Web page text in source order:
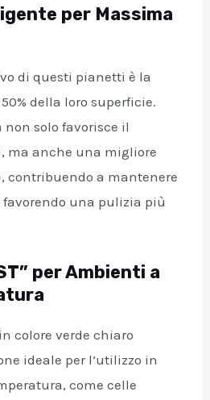
per Massima
di questi pianetti è la
della loro superficie.
solo favorisce il
ma anche una migliore
contribuendo a mantenere
una pulizia più
per Ambienti a
colore verde chiaro
ideale per l’utilizzo in
come celle